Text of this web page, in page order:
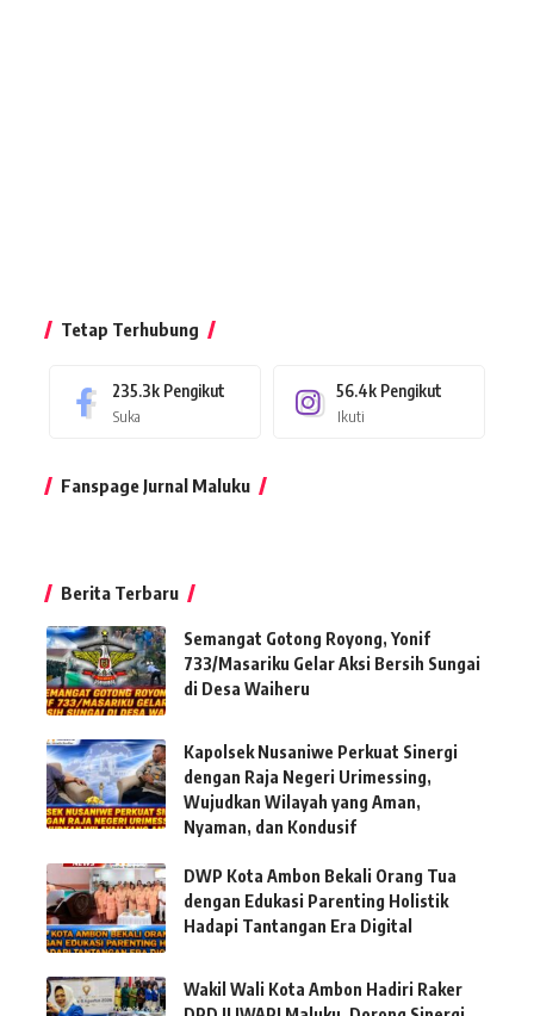
Tetap Terhubung
235.3k Pengikut
Suka
56.4k Pengikut
Ikuti
Fanspage Jurnal Maluku
Berita Terbaru
Semangat Gotong Royong, Yonif
733/Masariku Gelar Aksi Bersih Sungai
di Desa Waiheru
Kapolsek Nusaniwe Perkuat Sinergi
dengan Raja Negeri Urimessing,
Wujudkan Wilayah yang Aman,
Nyaman, dan Kondusif
DWP Kota Ambon Bekali Orang Tua
dengan Edukasi Parenting Holistik
Hadapi Tantangan Era Digital
Wakil Wali Kota Ambon Hadiri Raker